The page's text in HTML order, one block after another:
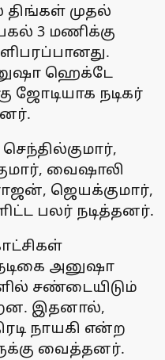
முதல்
3 மணிக்கு
ஹெக்டே
ஜோடியாக நடிகர்
வைஷாலி
ஜெயக்குமார்,
பலர் நடித்தனர்.
அனுஷா
சண்டையிடும்
இதனால்,
நாயகி என்ற
வைத்தனர்.